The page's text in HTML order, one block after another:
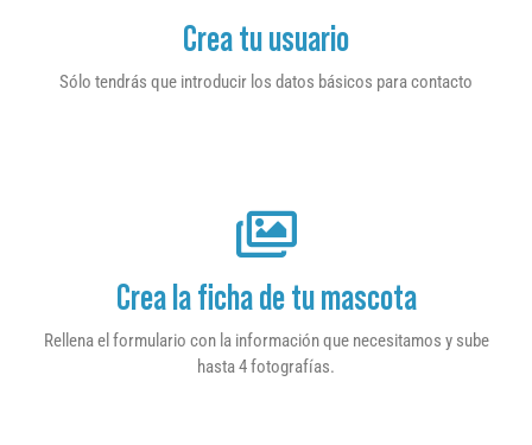
Crea tu usuario
Sólo tendrás que introducir los datos básicos para contacto
Crea la ficha de tu mascota
Rellena el formulario con la información que necesitamos y sube
hasta 4 fotografías.